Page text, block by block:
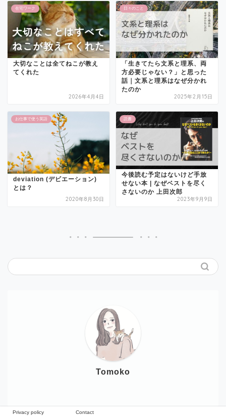
在宅ワーク
大切なことは全てねこが教え
てくれた
2026年4月4日
日々のこと
「生きてたら文系と理系、両
方必要じゃない？」と思った
話｜文系と理系はなぜ分かれ
たのか
2025年2月15日
お仕事で使う英語
deviation (デビエーション)
とは？
2020年8月30日
読書
今後読む予定はないけど手放
せない本 | なぜベストを尽く
さないのか 上田次郎
2023年9月9日
Tomoko
Privacy policy Contact